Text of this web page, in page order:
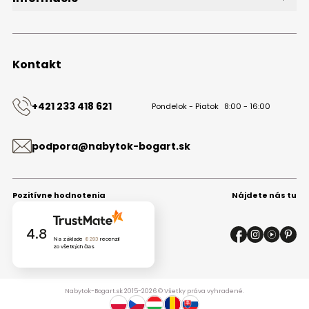
Obchodné podmienky
Kontakt
Kontakt
+421 233 418 621 Pondelok - Piatok 8:00 - 16:00
podpora@nabytok-bogart.sk
Pozitívne hodnotenia
4.8 Na základe 8293 recenzií
zo všetkých čias
Nájdete nás tu
Nabytok-Bogart.sk 2015-2026 © Všetky práva vyhradené.